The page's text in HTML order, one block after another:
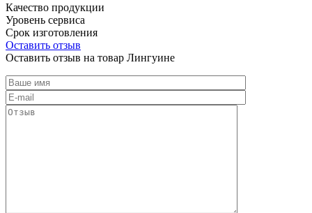
Качество продукции
Уровень сервиса
Срок изготовления
Оставить отзыв
Оставить отзыв на товар Лингуине